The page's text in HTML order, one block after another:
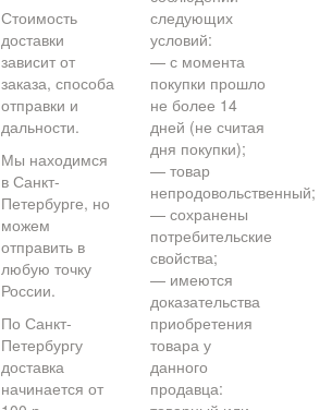
Стоимость
доставки
зависит от
заказа, способа
отправки и
дальности.
Мы находимся
в Санкт-
Петербурге, но
можем
отправить в
любую точку
России.
По Санкт-
Петербургу
доставка
начинается от
следующих
условий:
— с момента
покупки прошло
не более 14
дней (не считая
дня покупки);
— товар
непродовольственный;
— сохранены
потребительские
свойства;
— имеются
доказательства
приобретения
товара у
данного
продавца: